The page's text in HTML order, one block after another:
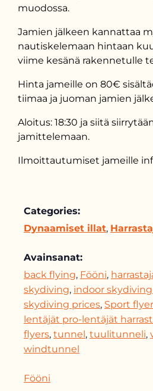
muodossa.
Jamien jälkeen kannattaa
nautiskelemaan hintaan
viime kesänä rakennetulle
Hinta jameille on 80€
tiimaa ja juoman jamien
Aloitus: 18:30 ja siitä
jamittelemaan.
Ilmoittautumiset jameille
Categories:
Dynaamiset illat,
Avainsanat:
back flying, Fööni,
skydiving, indoor
skydiving prices, Sport
lentäjät pro-lentäjät
flyers, tunnel, tuulitunneli,
windtunnel
Fööni